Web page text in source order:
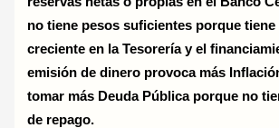
no tiene pesos suficientes porque tiene
creciente en la Tesorería y el
emisión de dinero provoca más
tomar más Deuda Pública porque no
de repago.